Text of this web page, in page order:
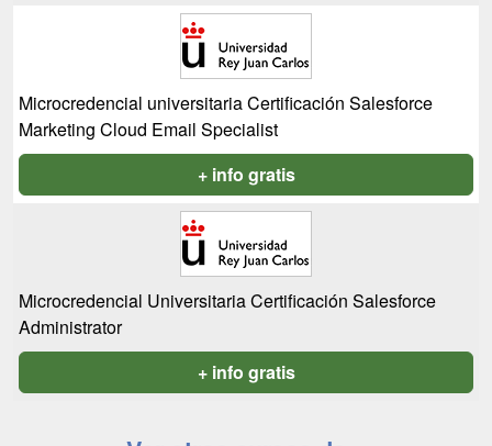
Microcredencial universitaria Certificación Salesforce
Marketing Cloud Email Specialist
+ info gratis
Microcredencial Universitaria Certificación Salesforce
Administrator
+ info gratis